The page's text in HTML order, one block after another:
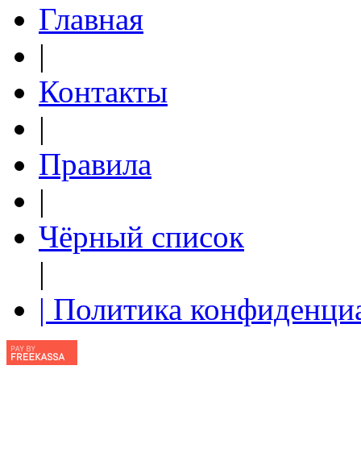
Главная
|
Контакты
|
Правила
|
Чёрный список
|
| Политика